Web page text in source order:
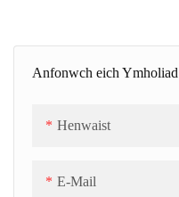
Anfonwch eich Ymholiad
Henwaist
E-Mail